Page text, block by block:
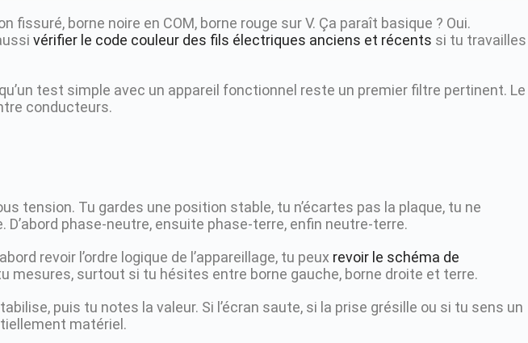
borne noire en COM, borne rouge sur V. Ça paraît basique ? Oui.
vérifier le code couleur des fils électriques anciens et récents si tu travailles
test simple avec un appareil fonctionnel reste un premier filtre pertinent. Le
conducteurs.
tension. Tu gardes une position stable, tu n’écartes pas la plaque, tu ne
phase-neutre, ensuite phase-terre, enfin neutre-terre.
revoir l’ordre logique de l’appareillage, tu peux revoir le schéma de
mesures, surtout si tu hésites entre borne gauche, borne droite et terre.
puis tu notes la valeur. Si l’écran saute, si la prise grésille ou si tu sens un
matériel.